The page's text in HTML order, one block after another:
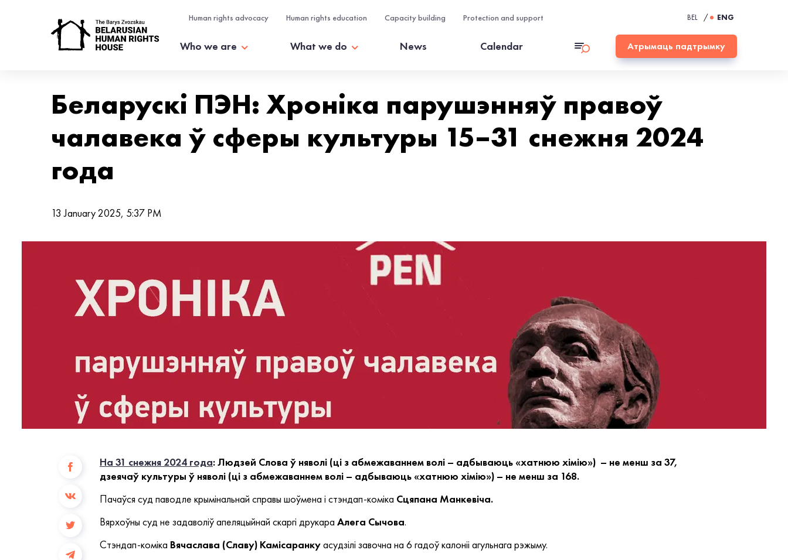
Human rights advocacy Human rights education Capacity building Protection and support BEL / ENG
Who we are What we do News Calendar Атрымаць падтрымку
Беларускі ПЭН: Хроніка парушэнняў правоў
чалавека ў сферы культуры 15–31 снежня 2024
года
13 January 2025, 5:37 PM
На 31 снежня 2024 года: Людзей Слова ў няволі (ці з абмежаваннем волі – адбываюць «хатнюю хімію») – не менш за 37,
дзеячаў культуры ў няволі (ці з абмежаваннем волі – адбываюць «хатнюю хімію») – не менш за 168.
Пачаўся суд паводле крымінальнай справы шоўмена і стэндап-коміка Сцяпана Манкевіча.
Вярхоўны суд не задаволіў апеляцыйнай скаргі друкара Алега Сычова.
Стэндап-коміка Вячаслава (Славу) Камісаранкуасудзілі завочна на 6 гадоў калоніі агульнага рэжыму.